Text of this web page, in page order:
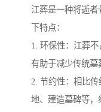
江葬是一种将逝者
下特点：
1. 环保性：江葬不
有助于减少传统墓
2. 节约性：相比
地、建造墓碑等，